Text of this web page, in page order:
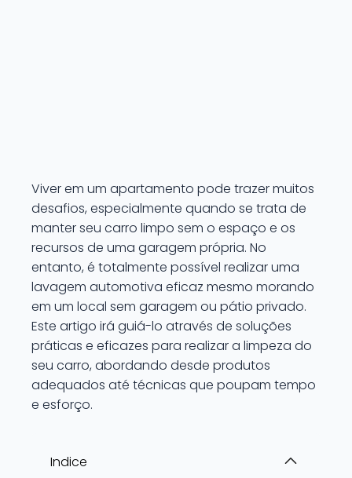
Viver em um apartamento pode trazer muitos
desafios, especialmente quando se trata de
manter seu carro limpo sem o espaço e os
recursos de uma garagem própria. No
entanto, é totalmente possível realizar uma
lavagem automotiva eficaz mesmo morando
em um local sem garagem ou pátio privado.
Este artigo irá guiá-lo através de soluções
práticas e eficazes para realizar a limpeza do
seu carro, abordando desde produtos
adequados até técnicas que poupam tempo
e esforço.
Indice